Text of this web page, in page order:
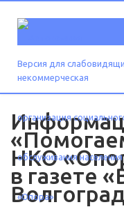
Версия для
НКО
в газете